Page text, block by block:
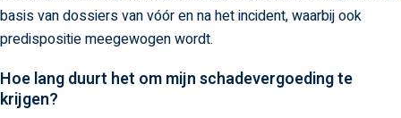
basis van dossiers van vóór en na het incident, waarbij ook
predispositie meegewogen wordt.
Hoe lang duurt het om mijn schadevergoeding te
krijgen?